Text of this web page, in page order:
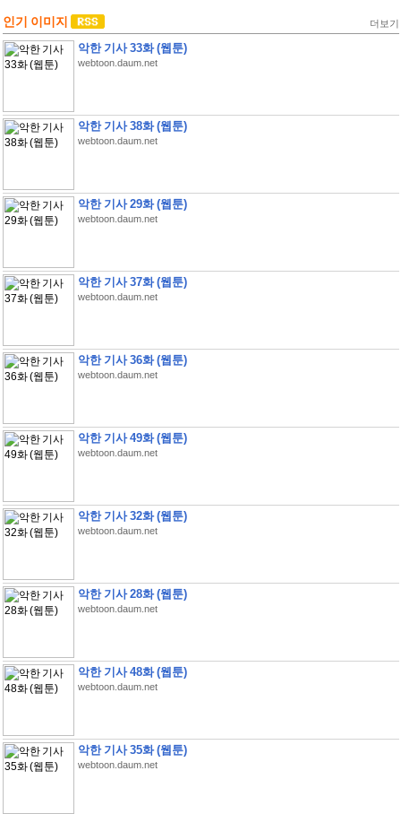
인기 이미지 더보기
악한 기사 33화 (웹툰)
webtoon.daum.net
악한 기사 38화 (웹툰)
webtoon.daum.net
악한 기사 29화 (웹툰)
webtoon.daum.net
악한 기사 37화 (웹툰)
webtoon.daum.net
악한 기사 36화 (웹툰)
webtoon.daum.net
악한 기사 49화 (웹툰)
webtoon.daum.net
악한 기사 32화 (웹툰)
webtoon.daum.net
악한 기사 28화 (웹툰)
webtoon.daum.net
악한 기사 48화 (웹툰)
webtoon.daum.net
악한 기사 35화 (웹툰)
webtoon.daum.net